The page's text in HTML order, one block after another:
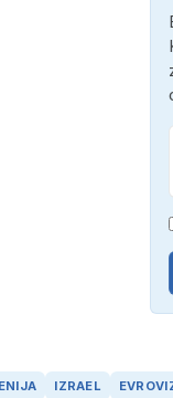
IZRAEL